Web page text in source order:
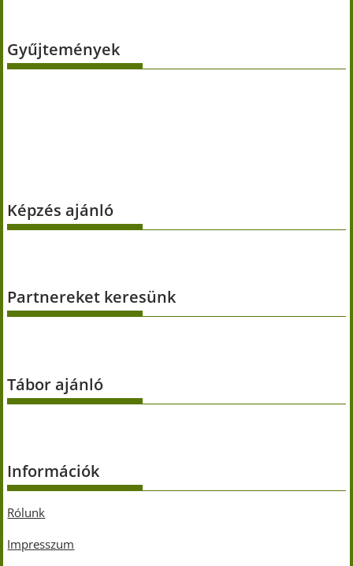
Gyűjtemények
Képzés ajánló
Partnereket keresünk
Tábor ajánló
Információk
Rólunk
Impresszum